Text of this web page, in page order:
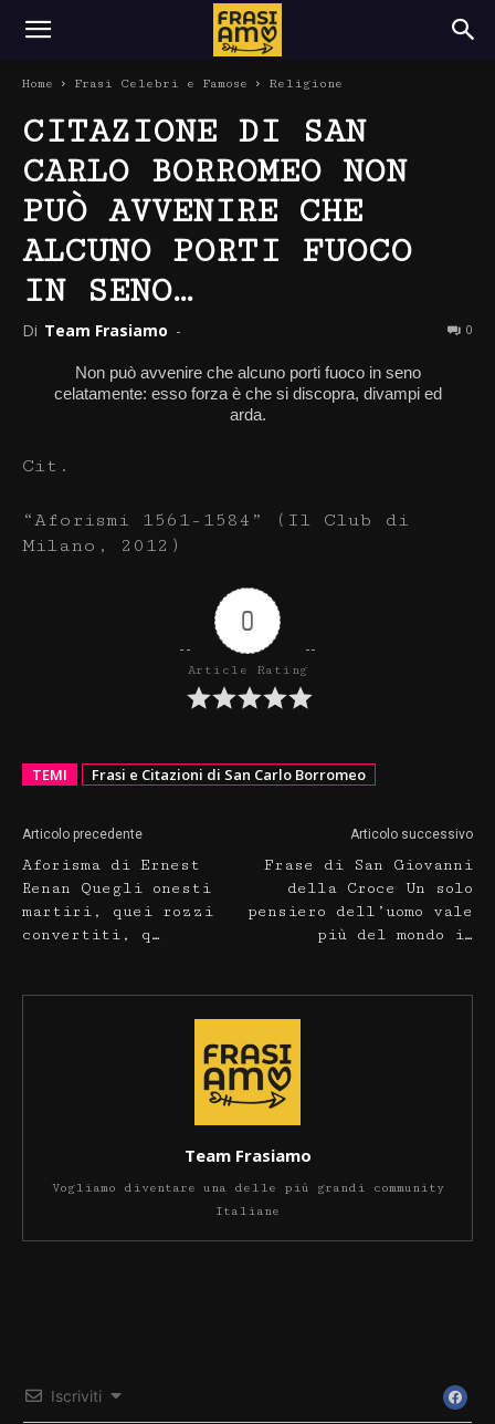
Home Frasi Celebri e Famose Religione
CITAZIONE DI SAN
CARLO BORROMEO NON
PUÒ AVVENIRE CHE
ALCUNO PORTI FUOCO
IN SENO…
Di Team Frasiamo - 0
Non può avvenire che alcuno porti fuoco in seno
celatamente: esso forza è che si discopra, divampi ed
arda.
Cit.
“Aforismi 1561-1584” (Il Club di
Milano, 2012)
0
Article Rating
TEMI Frasi e Citazioni di San Carlo Borromeo
Articolo precedente
Aforisma di Ernest
Renan Quegli onesti
martiri, quei rozzi
convertiti, q…
Articolo successivo
Frase di San Giovanni
della Croce Un solo
pensiero dell’uomo vale
più del mondo i…
Team Frasiamo
Vogliamo diventare una delle più grandi community
Italiane
Iscriviti